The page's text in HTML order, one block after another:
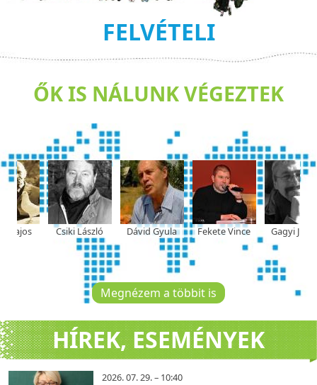
FELVÉTELI
ŐK IS NÁLUNK VÉGEZTEK
Csiki László Dávid Gyula Fekete Vince Gagyi József
Megnézem a többit is
HÍREK, ESEMÉNYEK
2026. 07. 29. – 10:40